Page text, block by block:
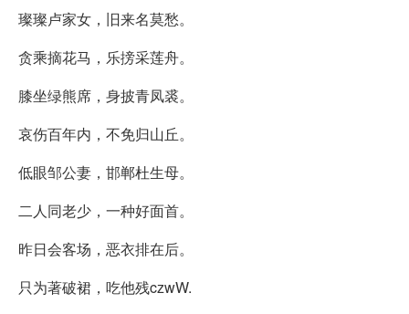
璨璨卢家女，旧来名莫愁。
贪乘摘花马，乐搒采莲舟。
膝坐绿熊席，身披青凤裘。
哀伤百年内，不免归山丘。
低眼邹公妻，邯郸杜生母。
二人同老少，一种好面首。
昨日会客场，恶衣排在后。
只为著破裙，吃他残czwW.